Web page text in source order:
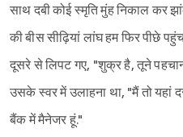
साथ दबी कोई स्मृति मुंह निकाल कर
की बीस सीढ़ियां लांघ हम फिर पीछे
दूसरे से लिपट गए, "शुक्र है, तूने
उसके स्वर में उलाहना था, "मैं तो यहां
बैंक में मैनेजर हूं."